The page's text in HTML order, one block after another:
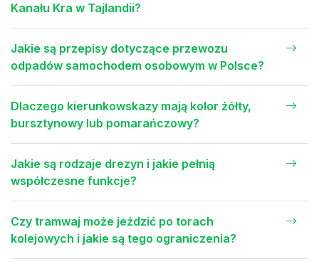
Kanału Kra w Tajlandii?
Jakie są przepisy dotyczące przewozu
odpadów samochodem osobowym w Polsce?
Dlaczego kierunkowskazy mają kolor żółty,
bursztynowy lub pomarańczowy?
Jakie są rodzaje drezyn i jakie pełnią
współczesne funkcje?
Czy tramwaj może jeździć po torach
kolejowych i jakie są tego ograniczenia?